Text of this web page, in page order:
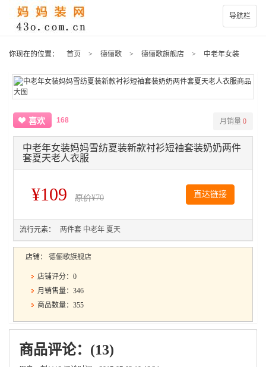
导航栏
你现在的位置： 首页 > 德俪歌 > 德俪歌旗舰店 > 中老年女装
喜欢 168 月销量 0
中老年女装妈妈雪纺夏装新款衬衫短袖套装奶奶两件
套夏天老人衣服
¥109 原价¥70 直达链接
流行元素： 两件套 中老年 夏天
店铺： 德俪歌旗舰店
店铺评分：0
月销售量：346
商品数量：355
商品评论：(13)